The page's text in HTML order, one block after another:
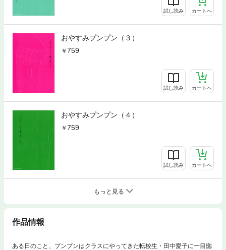
試し読み カートへ
おやすみプンプン（３）
759
試し読み カートへ
おやすみプンプン（４）
759
試し読み カートへ
もっと見る
作品情報
ある日のこと、プンプンはクラスにやってきた転校生・田中愛子に一目惚